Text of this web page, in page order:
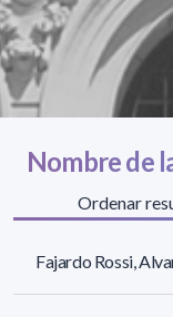
Nombre de
Ordenar
Fajardo Rossi,